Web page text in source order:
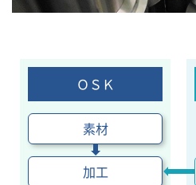
ＯＳＫ
素材
加工